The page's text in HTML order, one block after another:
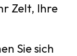
Zelt, Ihre
Sie sich